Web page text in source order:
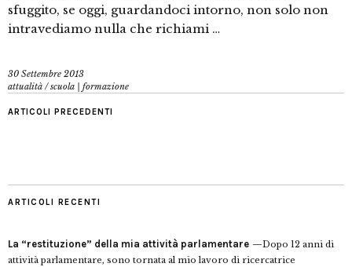
sfuggito, se oggi, guardandoci intorno, non solo non
intravediamo nulla che richiami …
30 Settembre 2013
attualità /scuola | formazione
ARTICOLI PRECEDENTI
ARTICOLI RECENTI
La “restituzione” della mia attività parlamentare
Dopo 12 anni di
attività parlamentare, sono tornata al mio lavoro di ricercatrice